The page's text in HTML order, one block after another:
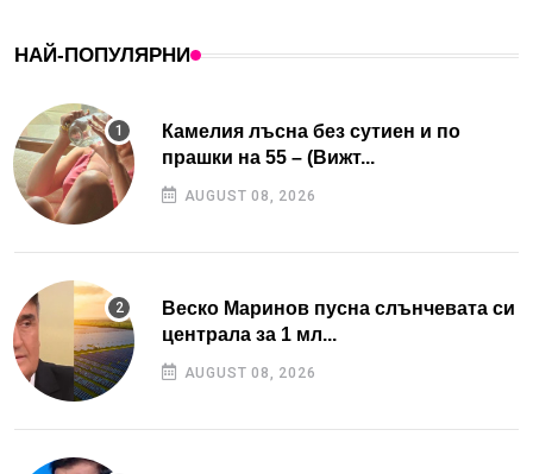
НАЙ-ПОПУЛЯРНИ
Камелия лъсна без сутиен и по
прашки на 55 – (Вижт...
AUGUST 08, 2026
Веско Маринов пусна слънчевата си
централа за 1 мл...
AUGUST 08, 2026